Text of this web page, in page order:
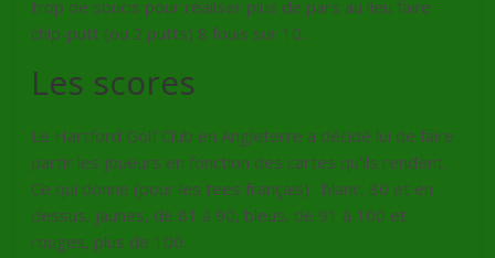
trop de soucis pour réaliser plus de pars au lieu faire
chip-putt (ou 2 putts) 8 fouis sur 10.
Les scores
Le Hartford Golf Club en Angleterre a décidé lui de faire
partir les joueurs en fonction des cartes qu’ils rendent.
Ce qui donne (pour les tees français) : blanc, 80 et en
dessus, jaunes, de 81 à 90, bleus, de 91 à 100 et
rouges, plus de 100.